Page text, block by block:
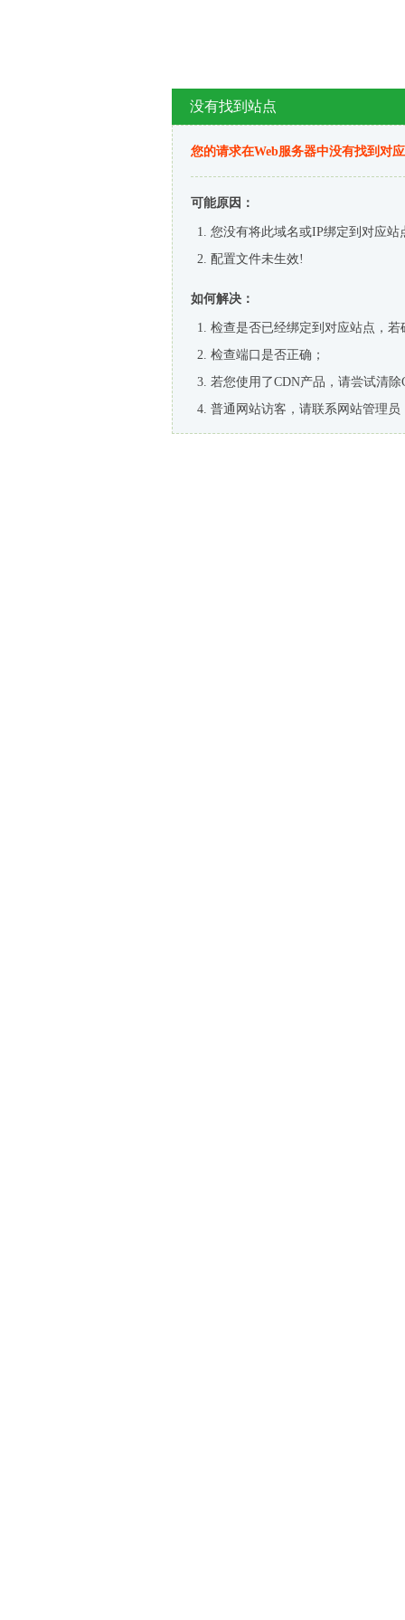
没有找到站点
您的请求在Web服务器中没有找到对
可能原因：
您没有将此域名或IP绑定到对应站
配置文件未生效!
如何解决：
检查是否已经绑定到对应站点，
检查端口是否正确；
若您使用了CDN产品，请尝试清除
普通网站访客，请联系网站管理员